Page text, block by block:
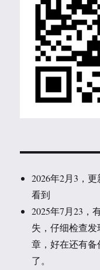
2026年2月3，
看到
2025年7月23，
失，仔细检查发
章，好在还有
了。